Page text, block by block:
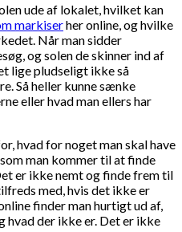
ude af lokalet, hvilket kan
markiserher online, og hvilke
Når man sidder
og solen de skinner ind af
lige pludseligt ikke så
Så heller kunne sænke
eller hvad man ellers har
hvad for noget man skal have
man kommer til at finde
er ikke nemt og finde frem til
med, hvis det ikke er
finder man hurtigt ud af,
hvad der ikke er. Det er ikke